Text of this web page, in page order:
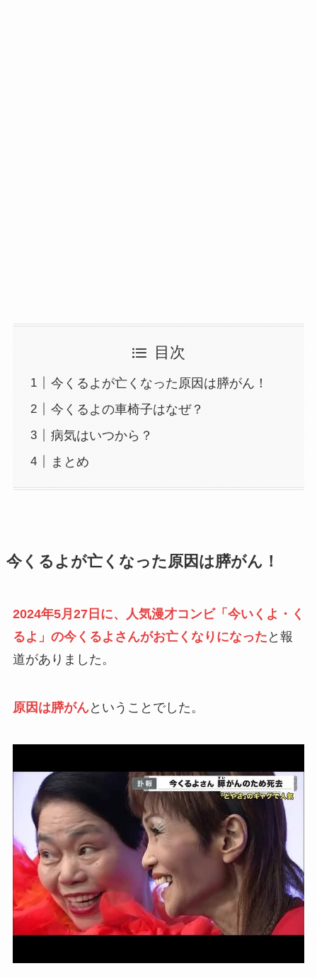
目次
今くるよが亡くなった原因は膵がん！
今くるよの車椅子はなぜ？
病気はいつから？
まとめ
今くるよが亡くなった原因は膵がん！
2024年5月27日に、人気漫才コンビ「今いくよ・く
るよ」の今くるよさんがお亡くなりになった と報
道がありました。
原因は膵がんということでした。